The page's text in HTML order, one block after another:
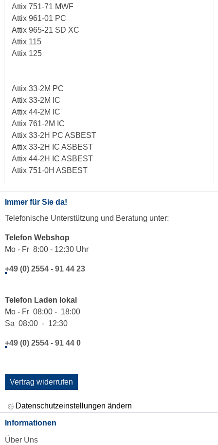
Attix 751-71 MWF
Attix 961-01 PC
Attix 965-21 SD XC
Attix 115
Attix 125
Attix 33-2M PC
Attix 33-2M IC
Attix 44-2M IC
Attix 761-2M IC
Attix 33-2H PC ASBEST
Attix 33-2H IC ASBEST
Attix 44-2H IC ASBEST
Attix 751-0H ASBEST
Immer für Sie da!
Telefonische Unterstützung und Beratung unter:
Telefon Webshop
Mo - Fr 8:00 - 12:30 Uhr
+49 (0) 2554 - 91 44 23
Telefon Laden lokal
Mo - Fr 08:00 - 18:00
Sa 08:00 - 12:30
+49 (0) 2554 - 91 44 0
Vertrag widerrufen
Datenschutzeinstellungen ändern
Informationen
Über Uns